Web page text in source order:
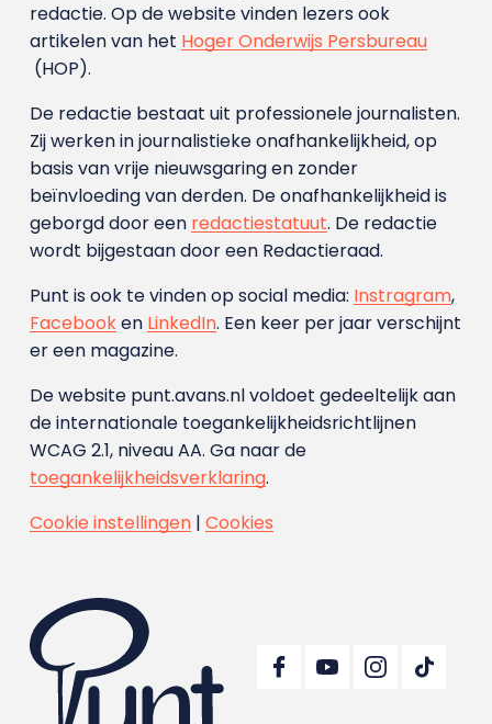
redactie. Op de website vinden lezers ook
artikelen van het Hoger Onderwijs Persbureau
(HOP).
De redactie bestaat uit professionele journalisten.
Zij werken in journalistieke onafhankelijkheid, op
basis van vrije nieuwsgaring en zonder
beïnvloeding van derden. De onafhankelijkheid is
geborgd door een redactiestatuut. De redactie
wordt bijgestaan door een Redactieraad.
Punt is ook te vinden op social media: Instragram,
Facebooken LinkedIn. Een keer per jaar verschijnt
er een magazine.
De website punt.avans.nl voldoet gedeeltelijk aan
de internationale toegankelijkheidsrichtlijnen
WCAG 2.1, niveau AA. Ga naar de
toegankelijkheidsverklaring.
Cookie instellingen| Cookies